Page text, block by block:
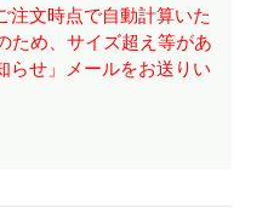
注文時点で自動計算いた
ため、サイズ超え等があ
らせ」メールをお送りい